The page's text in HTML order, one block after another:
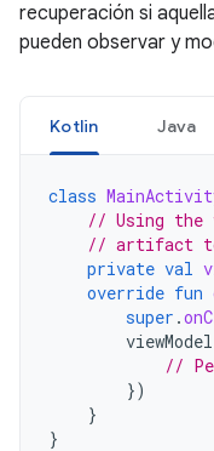
recuperación si
pueden observar y
Kotlin Java
class
// Using the
// artifact to
private val
override fun
super .
viewModel
//
})
}
}